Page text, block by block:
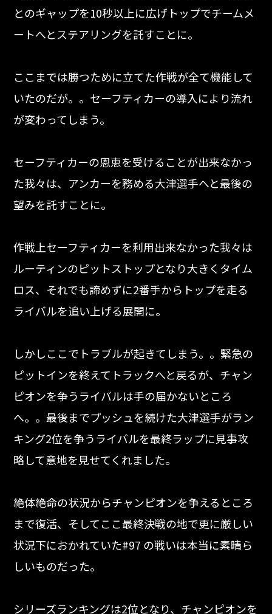
とのギャップを10秒以上に広げトップでチームメ
ートへとステアリングを託すことに。
ここまでは勝つために立てた作戦が全て機能して
いたのだが。。セーフティカーの導入により流れ
が変わってしまう。
セーフティカーの恩恵を受けることが出来なかっ
た我々は、アンカーを務める大津選手へと最後の
望みを託すことに。
作戦上セーフティカーを利用出来なかった我々は
ルーティンのピットストップとなり大きくタイム
ロス、それでも諦めずに2番手からトップを走る
ライバルを追い上げる展開に。
しかしここでトラブルが起きてしまう。。緊急の
ピットインを終えてトラックへと戻るが、チャン
ピオンを争うライバルは手の届かないところ
へ。。最後までプッシュを続けた大津選手がラン
キング2位を争うライバルを最終ラップに見事攻
略して意地を見せてくれました。
絶体絶命の状況からチャンピオンを争えるところ
まで復活、そしてここ最終決戦の地で更に厳しい
状況下におかれていた#97 の戦いは本当に素晴ら
しいものだった。
シリーズランキングは2位となり、チャンピオンを